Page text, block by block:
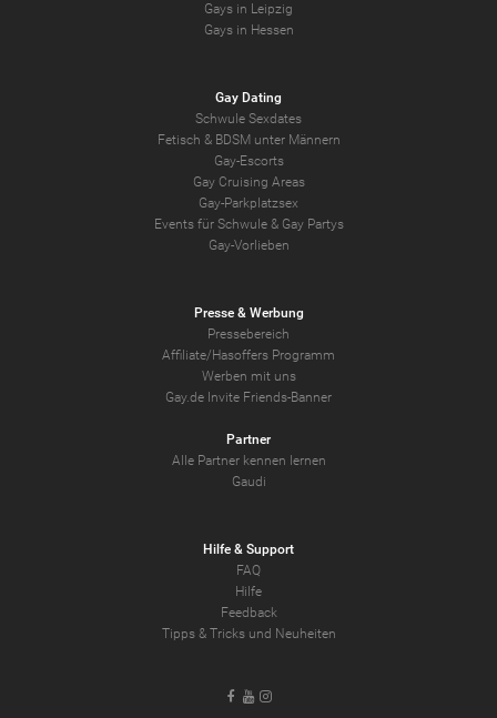
Gays in Leipzig
Gays in Hessen
Gay Dating
Schwule Sexdates
Fetisch & BDSM unter Männern
Gay-Escorts
Gay Cruising Areas
Gay-Parkplatzsex
Events für Schwule & Gay Partys
Gay-Vorlieben
Presse & Werbung
Pressebereich
Affiliate/Hasoffers Programm
Werben mit uns
Gay.de Invite Friends-Banner
Partner
Alle Partner kennen lernen
Gaudi
Hilfe & Support
FAQ
Hilfe
Feedback
Tipps & Tricks und Neuheiten
Facebook
YoutubeInstagram